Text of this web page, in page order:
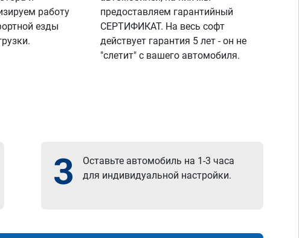
работу
езды
предоставляем гарантийный
СЕРТИФИКАТ. На весь софт
действует гарантия 5 лет - он не
"слетит" с вашего автомобиля.
3
Оставьте автомобиль на 1-3 часа
для индивидуальной настройки.